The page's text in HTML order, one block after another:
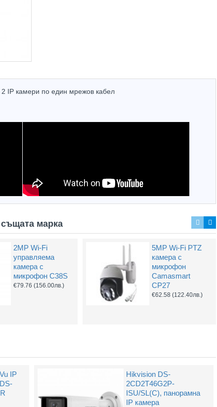
Купи
UTP Cat5e 24AWG CU меден
(1.08лв.)
Купи
2 IP камери по един мрежов кабел
4G LTE Wi-Tek
WI-LTE115-O(V2)
модем-рутер
€68.40(133.77лв.)
BNC Kонектор с
Винт
€0.61(1.20лв.)
марка
2MP Wi-Fi
управляема
камера с
микрофон C38S
€79.76 (156.00лв.)
5MP Wi-Fi PTZ
камера с
микрофон
Camasmart
CP27
€62.58 (122.40лв.)
IP
Hikvision DS-
2CD2T46G2P-
ISU/SL(C), панорамна
IP камера